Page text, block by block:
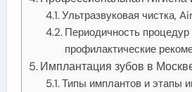
Ультразвуковая чистка,
Периодичность процедур
профилактические
Имплантация зубов в
Типы имплантов и этапы